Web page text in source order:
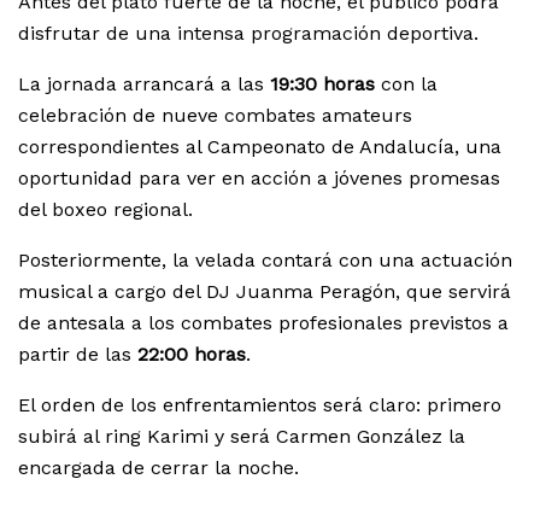
disfrutar de una intensa programación deportiva.
La jornada arrancará a las 19:30 horas con la
celebración de nueve combates amateurs
correspondientes al Campeonato de Andalucía, una
oportunidad para ver en acción a jóvenes promesas
del boxeo regional.
Posteriormente, la velada contará con una actuación
musical a cargo del DJ Juanma Peragón, que servirá
de antesala a los combates profesionales previstos a
partir de las 22:00 horas.
El orden de los enfrentamientos será claro: primero
subirá al ring Karimi y será Carmen González la
encargada de cerrar la noche.